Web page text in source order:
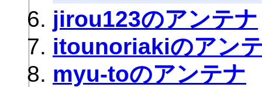
jirou123のアンテナ
itounoriakiのアン
myu-toのアンテナ